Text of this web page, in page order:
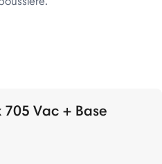
705 Vac + Base